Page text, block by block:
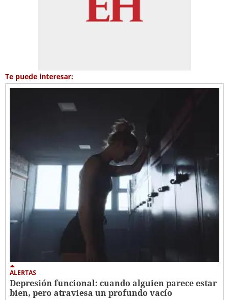
Te puede interesar:
ALERTAS
Depresión funcional: cuando alguien parece estar
bien, pero atraviesa un profundo vacío